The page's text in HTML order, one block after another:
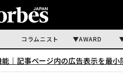
コラムニスト AWARD
｜ 記事ページ内の広告表示を最小